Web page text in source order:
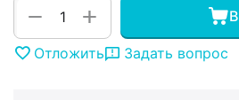
+
−
Отложить Задать вопрос